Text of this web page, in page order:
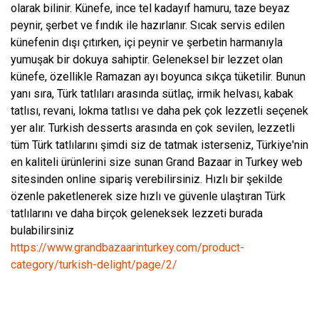
olarak bilinir. Künefe, ince tel kadayıf hamuru, taze beyaz
peynir, şerbet ve fındık ile hazırlanır. Sıcak servis edilen
künefenin dışı çıtırken, içi peynir ve şerbetin harmanıyla
yumuşak bir dokuya sahiptir. Geleneksel bir lezzet olan
künefe, özellikle Ramazan ayı boyunca sıkça tüketilir. Bunun
yanı sıra, Türk tatlıları arasında sütlaç, irmik helvası, kabak
tatlısı, revani, lokma tatlısı ve daha pek çok lezzetli seçenek
yer alır. Turkish desserts arasında en çok sevilen, lezzetli
tüm Türk tatlılarını şimdi siz de tatmak isterseniz, Türkiye'nin
en kaliteli ürünlerini size sunan Grand Bazaar in Turkey web
sitesinden online sipariş verebilirsiniz. Hızlı bir şekilde
özenle paketlenerek size hızlı ve güvenle ulaştıran Türk
tatlılarını ve daha birçok geleneksek lezzeti burada
bulabilirsiniz
https://www.grandbazaarinturkey.com/product-
category/turkish-delight/page/2/